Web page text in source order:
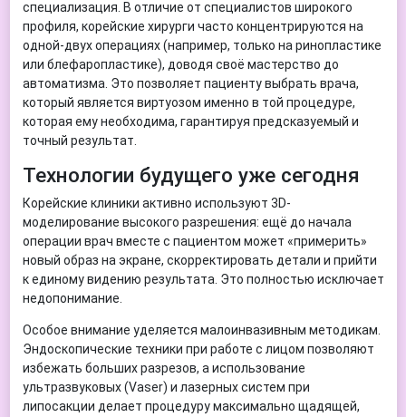
специализация. В отличие от специалистов широкого
профиля, корейские хирурги часто концентрируются на
одной-двух операциях (например, только на ринопластике
или блефаропластике), доводя своё мастерство до
автоматизма. Это позволяет пациенту выбрать врача,
который является виртуозом именно в той процедуре,
которая ему необходима, гарантируя предсказуемый и
точный результат.
Технологии будущего уже сегодня
Корейские клиники активно используют 3D-
моделирование высокого разрешения: ещё до начала
операции врач вместе с пациентом может «примерить»
новый образ на экране, скорректировать детали и прийти
к единому видению результата. Это полностью исключает
недопонимание.
Особое внимание уделяется малоинвазивным методикам.
Эндоскопические техники при работе с лицом позволяют
избежать больших разрезов, а использование
ультразвуковых (Vaser) и лазерных систем при
липосакции делает процедуру максимально щадящей,